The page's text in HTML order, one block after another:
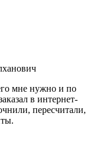
мне нужно и по
в интернет-
пересчитали,